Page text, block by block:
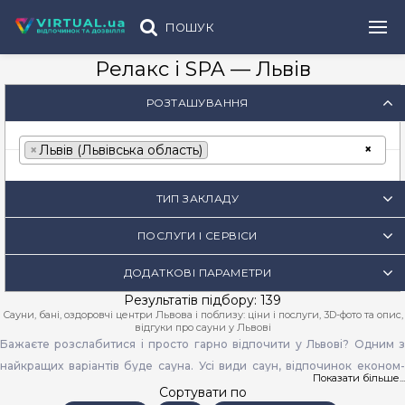
ПОШУК
Релакс і SPA — Львів
РОЗТАШУВАННЯ
×
×Львів (Львівська область)
ТИП ЗАКЛАДУ
ПОСЛУГИ І СЕРВІСИ
ДОДАТКОВІ ПАРАМЕТРИ
Результатів підбору: 139
Сауни, бані, оздоровчі центри Львова і поблизу: ціни і послуги, 3D-фото та опис,
відгуки про сауни у Львові
Бажаєте розслабитися і просто гарно відпочити у Львові? Одним з
найкращих варіантів буде сауна. Усі види саун, відпочинок економ-
класу або класу люкс – усе це можна знайти на нашому сайті. Якщо
Показати більше...
Сортувати по